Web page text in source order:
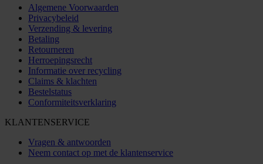
Algemene Voorwaarden
Privacybeleid
Verzending & levering
Betaling
Retourneren
Herroepingsrecht
Informatie over recycling
Claims & klachten
Bestelstatus
Conformiteitsverklaring
KLANTENSERVICE
Vragen & antwoorden
Neem contact op met de klantenservice